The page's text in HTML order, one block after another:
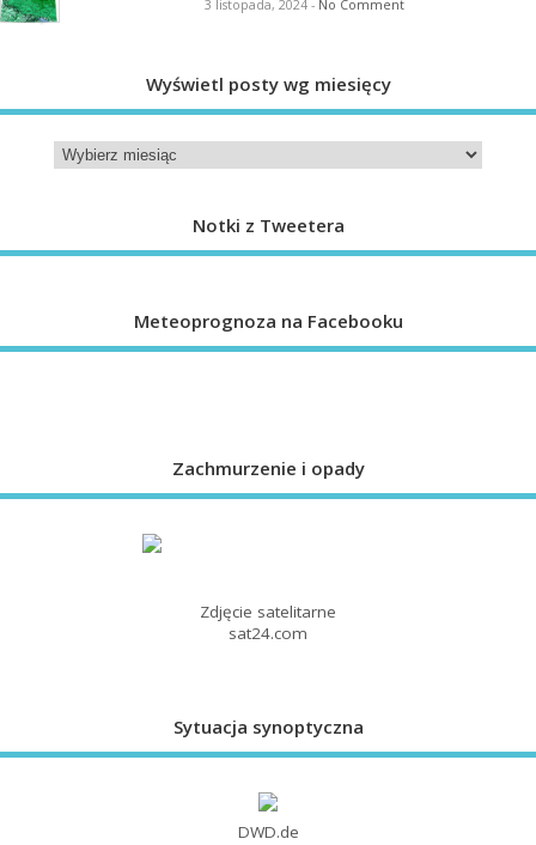
3 listopada, 2024- No Comment
Wyświetl posty wg miesięcy
Notki z Tweetera
Meteoprognoza na Facebooku
Zachmurzenie i opady
Zdjęcie satelitarne
sat24.com
Sytuacja synoptyczna
DWD.de